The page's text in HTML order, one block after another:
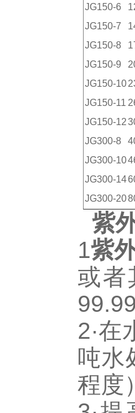
JG150-6
JG150-7
JG150-8
JG150-9
JG150-10
JG150-11
JG150-12
JG300-8
JG300-10
JG300-14
JG300-20
紫
1紫
或者
2·在
吨水
程度